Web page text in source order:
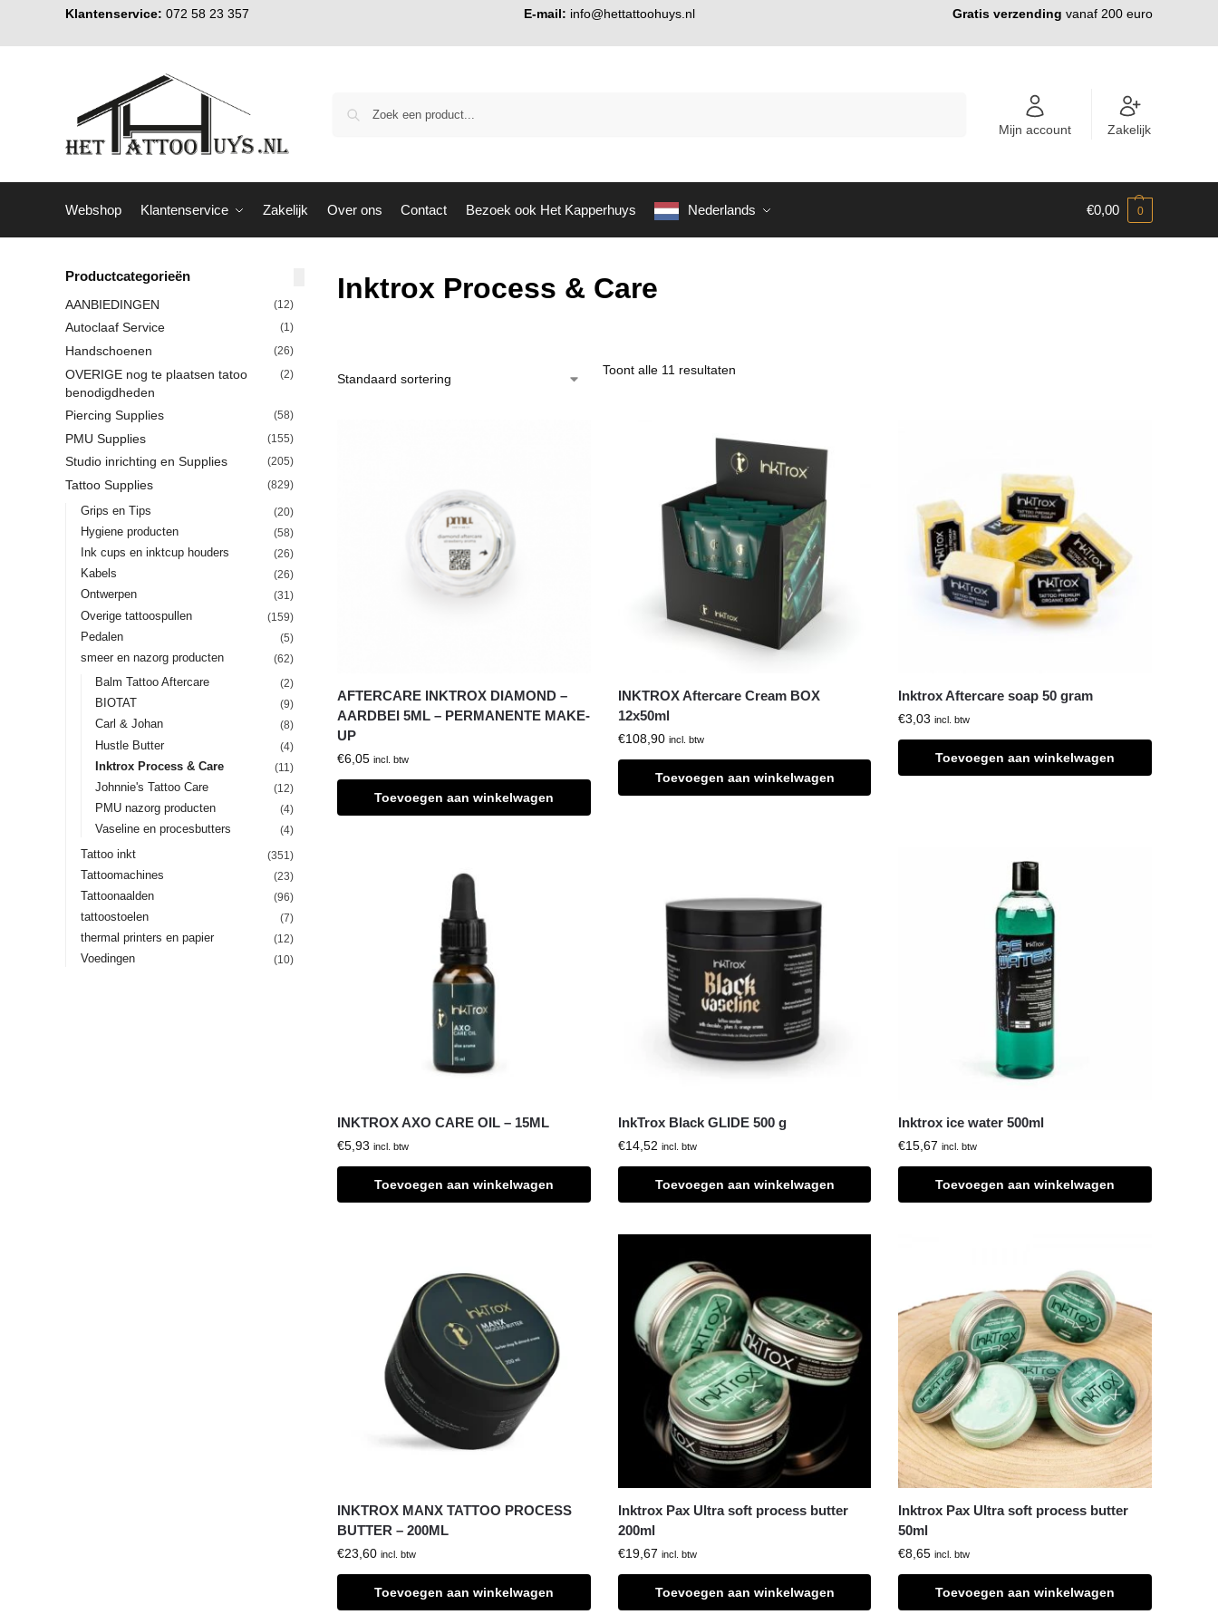
Klantenservice: 072 58 23 357 E-mail: info@hettattoohuys.nl Gratis verzending vanaf 200 euro
Mijn account Zakelijk
Webshop Klantenservice Zakelijk Over ons Contact Bezoek ook Het Kapperhuys Nederlands €0,00 0
Inktrox Process & Care
Toont alle 11 resultaten
AFTERCARE INKTROX DIAMOND –
AARDBEI 5ML – PERMANENTE MAKE-
UP
€6,05 incl. btw
Toevoegen aan winkelwagen
INKTROX Aftercare Cream BOX
12x50ml
€108,90 incl. btw
Toevoegen aan winkelwagen
Inktrox Aftercare soap 50 gram
€3,03 incl. btw
Toevoegen aan winkelwagen
INKTROX AXO CARE OIL – 15ML
€5,93 incl. btw
Toevoegen aan winkelwagen
InkTrox Black GLIDE 500 g
€14,52 incl. btw
Toevoegen aan winkelwagen
Inktrox ice water 500ml
€15,67 incl. btw
Toevoegen aan winkelwagen
INKTROX MANX TATTOO PROCESS
BUTTER – 200ML
€23,60 incl. btw
Toevoegen aan winkelwagen
Inktrox Pax Ultra soft process butter
200ml
€19,67 incl. btw
Toevoegen aan winkelwagen
Inktrox Pax Ultra soft process butter
50ml
€8,65 incl. btw
Toevoegen aan winkelwagen
Productcategorieën
AANBIEDINGEN (12)
Autoclaaf Service (1)
Handschoenen (26)
OVERIGE nog te plaatsen tatoo
benodigdheden
(2)
Piercing Supplies (58)
PMU Supplies (155)
Studio inrichting en Supplies (205)
Tattoo Supplies (829)
Grips en Tips (20)
Hygiene producten (58)
Ink cups en inktcup houders (26)
Kabels (26)
Ontwerpen (31)
Overige tattoospullen (159)
Pedalen (5)
smeer en nazorg producten (62)
Balm Tattoo Aftercare (2)
BIOTAT (9)
Carl & Johan (8)
Hustle Butter (4)
Inktrox Process & Care (11)
Johnnie's Tattoo Care (12)
PMU nazorg producten (4)
Vaseline en procesbutters (4)
Tattoo inkt (351)
Tattoomachines (23)
Tattoonaalden (96)
tattoostoelen (7)
thermal printers en papier (12)
Voedingen (10)